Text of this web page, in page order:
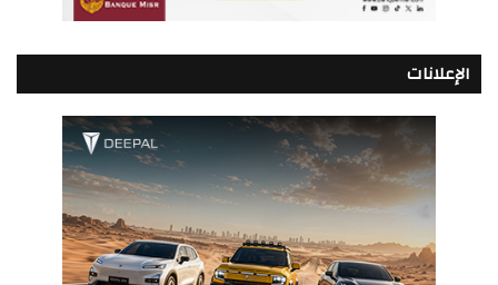
الإعلانات